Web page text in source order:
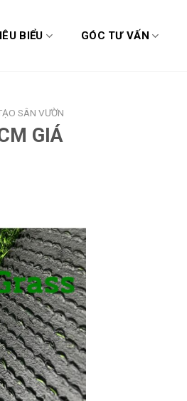
BIỂU GÓC TƯ VẤN
SÂN VƯỜN
GIÁ